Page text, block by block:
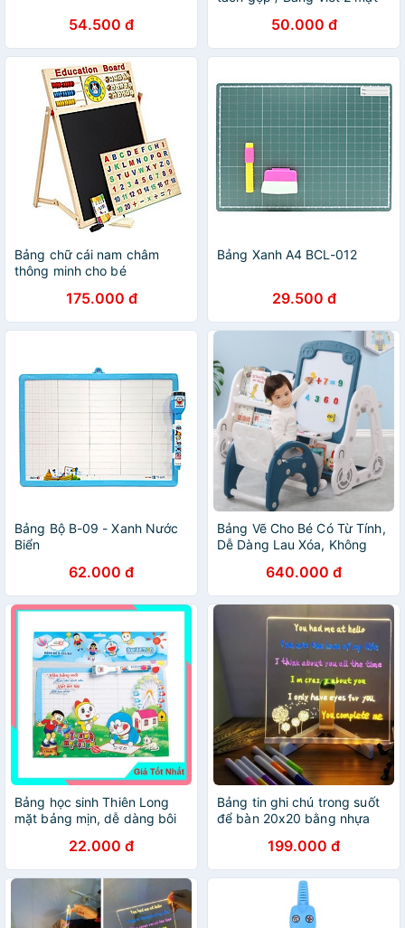
54.500 đ
bảng + bông lau bảng
50.000 đ
Bảng chữ cái nam châm
thông minh cho bé
175.000 đ
Bảng Xanh A4 BCL-012
29.500 đ
Bảng Bộ B-09 - Xanh Nước
Biển
62.000 đ
Bảng Vẽ Cho Bé Có Từ Tính,
Dễ Dàng Lau Xóa, Không
Cấp BH 24 Tháng
640.000 đ
Bảng học sinh Thiên Long
mặt bảng mịn, dễ dàng bôi
22.000 đ
Bảng tin ghi chú trong suốt
để bàn 20x20 bằng nhựa
và bút viết ghi chú ghi nhớ
có thể tẩy xóa
199.000 đ